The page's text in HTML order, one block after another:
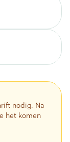
nodig. Na
het komen